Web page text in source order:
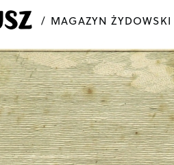
MAGAZYN ŻYDOWSKI